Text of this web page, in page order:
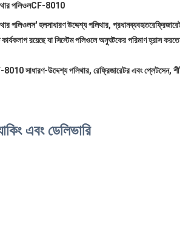
পলিওলCF-801 0
পলিওলস' হলসাধারণ উদ্দেশ্য পলিথার, প্রধানব্যবহৃত
রয়েছে যা সিস্টেম পলিওলে অনুঘটকের পরিমাণ হ্রাস
801 0সাধারণ-উদ্দেশ্য পলিথার, রেফ্রিজারেটর এবং প্লেটসেন,
এবং ডেলিভারি